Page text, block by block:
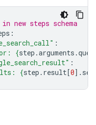
new steps schema
:
:
{step .arguments .
:
{step . result[0] .